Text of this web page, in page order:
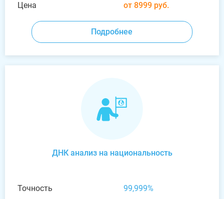
Цена
от 8999 руб.
Подробнее
ДНК анализ на национальность
Точность
99,999%